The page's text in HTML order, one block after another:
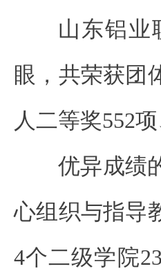
山东铝业
眼，共荣获团
人二等奖552
优异成绩
心组织与指导
4个二级学院